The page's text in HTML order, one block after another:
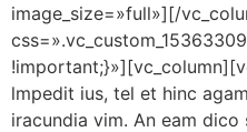
image_size=»full»][/
lmpedit ius, tel et hinc
iracundia vim. An eam